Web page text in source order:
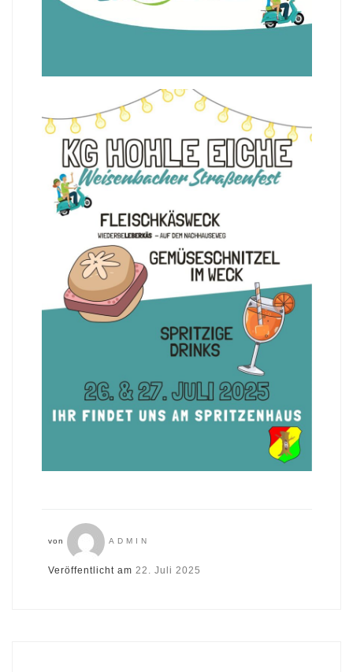
von ADMIN
Veröffentlicht am 22. Juli 2025